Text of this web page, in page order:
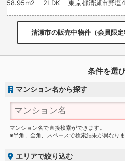
58.95m2
分
清瀬市の販売中物件（会員限
条件を選
マンション名から探す
マンション名で直接検索ができます。
※半角、全角、スペースで検索結果が異なりま
エリアで絞り込む